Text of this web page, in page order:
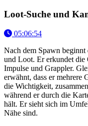
Loot-Suche und
05:06:54
Nach dem Spawn beginnt
und Loot. Er erkundet die
Impulse und Grappler.
erwähnt, dass er mehrere
die Wichtigkeit,
während er durch die
hält. Er sieht sich im
Nähe sind.